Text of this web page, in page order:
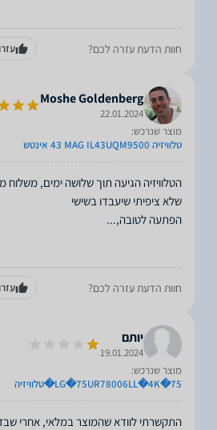
חוות הדעת עזרה לכם?
Moshe Goldenberg
22.01.2024
מוצר שנרכש:
טלוויזיה MAG IL43UQM9500 ‏43 ‏אינטש
הטלוויזיה הגיעה תוך שלושה ימים, משלוח
הפתעה לטובה,...
חוות הדעת עזרה לכם?
יותם
19.01.2024
מוצר שנרכש:
​75​�LG�75UR78006LL�4K�טלוויזיה
התקשרתי לוודא שהמוצר במלאי, אחרי